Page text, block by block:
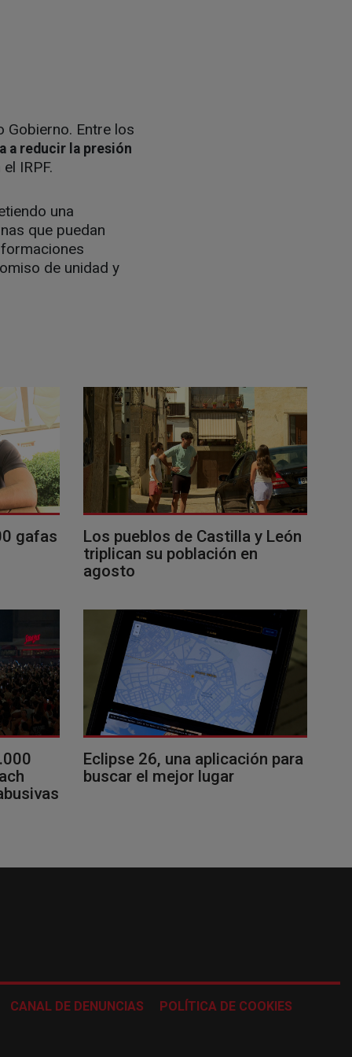
Gobierno. Entre los
a reducir la presión
IRPF.
una
que puedan
de unidad y
gafas
Los pueblos de Castilla y León
triplican su población en
agosto
Eclipse 26, una aplicación para
buscar el mejor lugar
CANAL DE DENUNCIAS
POLÍTICA DE COOKIES